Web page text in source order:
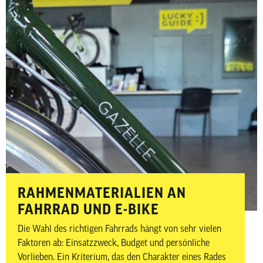
RAHMENMATERIALIEN AN
FAHRRAD UND E-BIKE
Die Wahl des richtigen Fahrrads hängt von sehr vielen
Faktoren ab: Einsatzzweck, Budget und persönliche
Vorlieben. Ein Kriterium, das den Charakter eines Rades